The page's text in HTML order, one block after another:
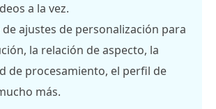
a la vez.
ajustes de personalización para
la relación de aspecto, la
de procesamiento, el perfil de
más.